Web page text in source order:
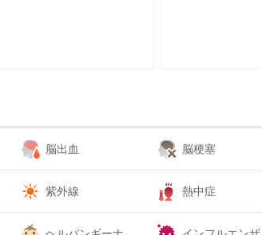
脳出血 脳梗塞
紫外線 熱中症